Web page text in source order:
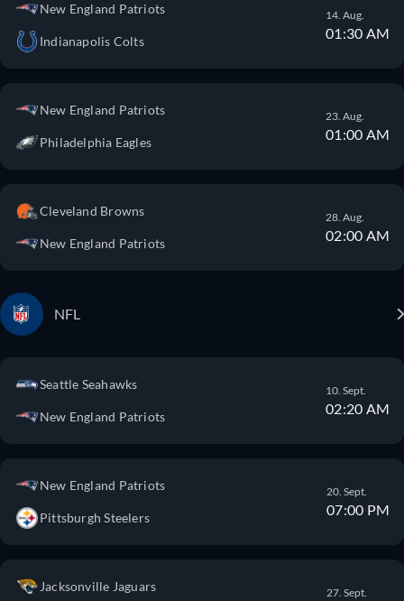
New England Patriots
Indianapolis Colts
14. Aug.
01:30 AM
New England Patriots
Philadelphia Eagles
23. Aug.
01:00 AM
Cleveland Browns
New England Patriots
28. Aug.
02:00 AM
NFL
Seattle Seahawks
New England Patriots
10. Sept.
02:20 AM
New England Patriots
Pittsburgh Steelers
20. Sept.
07:00 PM
Jacksonville Jaguars 27. Sept.